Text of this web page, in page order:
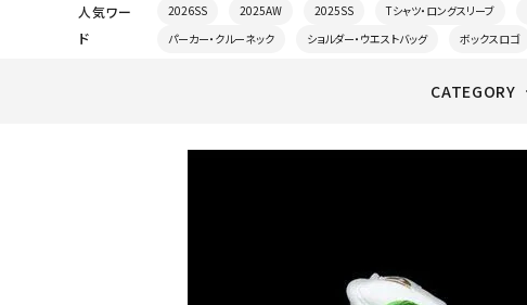
人気ワー
ド
2026SS 2025AW 2025SS Tシャツ・ロングスリーブ
パーカー・クルーネック
ショルダー・ウエストバッグ ボックスロゴ
CATEGORY